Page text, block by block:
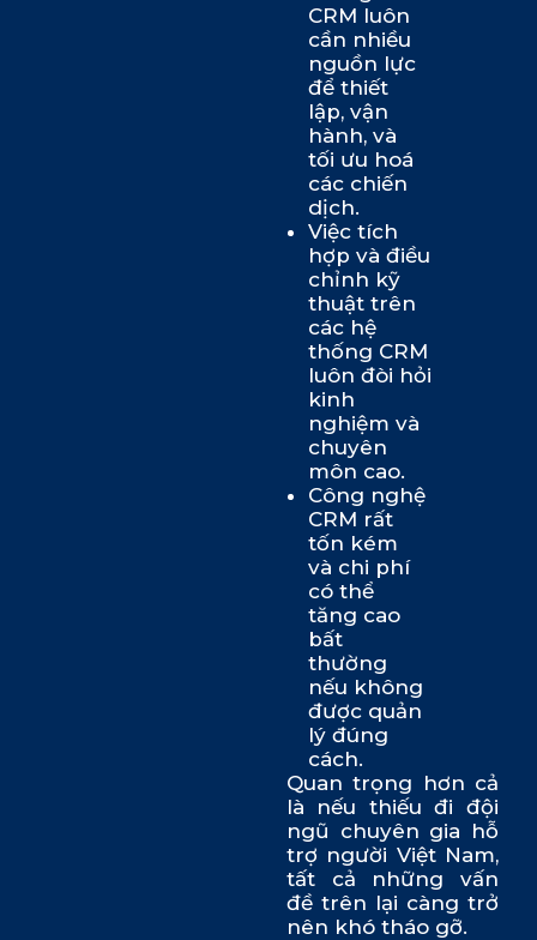
CRM luôn
cần nhiều
nguồn lực
để thiết
lập, vận
hành, và
tối ưu hoá
các chiến
dịch.
Việc tích
hợp và điều
chỉnh kỹ
thuật trên
các hệ
thống CRM
luôn đòi hỏi
kinh
nghiệm và
chuyên
môn cao.
Công nghệ
CRM rất
tốn kém
và chi phí
có thể
tăng cao
bất
thường
nếu không
được quản
lý đúng
cách.
Quan trọng hơn cả
là nếu thiếu đi đội
ngũ chuyên gia hỗ
trợ người Việt Nam,
tất cả những vấn
đề trên lại càng trở
nên khó tháo gỡ.